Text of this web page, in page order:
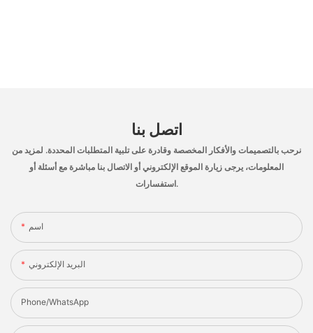
اتصل بنا
نرحب بالتصميمات والأفكار المخصصة وقادرة على تلبية المتطلبات المحددة. لمزيد من
المعلومات، يرجى زيارة الموقع الإلكتروني أو الاتصال بنا مباشرة مع أسئلة أو
استفسارات.
اسم
البريد الإلكتروني
Phone/whatsApp